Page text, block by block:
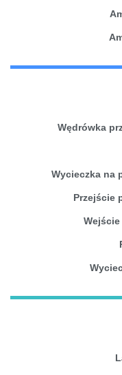
Wędrówka
Wycieczka na
Przejście